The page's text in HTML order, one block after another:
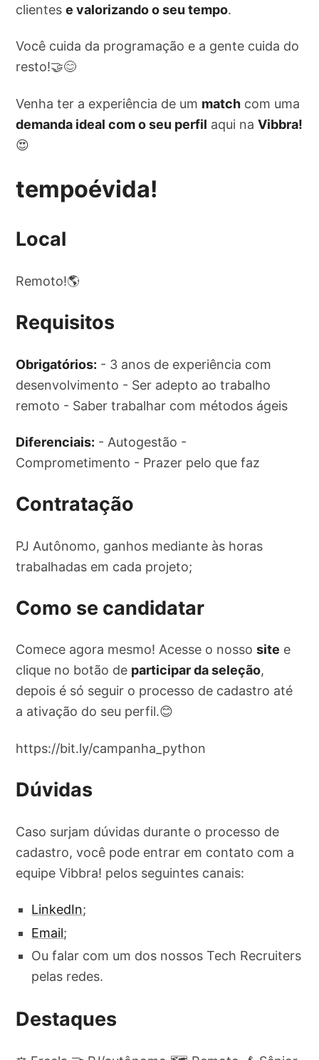
clientese valorizando o seu tempo.
Você cuida da programação e a gente cuida do
resto!🤝😊
Venha ter a experiência de um match com uma
demanda ideal com o seu perfil aqui naVibbra!
😍
tempoévida!
Local
Remoto!🌎
Requisitos
Obrigatórios: - 3 anos de experiência com
desenvolvimento - Ser adepto ao trabalho
remoto - Saber trabalhar com métodos ágeis
Diferenciais: - Autogestão -
Comprometimento - Prazer pelo que faz
Contratação
PJ Autônomo, ganhos mediante às horas
trabalhadas em cada projeto;
Como se candidatar
Comece agora mesmo! Acesse o nossosite e
clique no botão de participar da seleção,
depois é só seguir o processo de cadastro até
a ativação do seu perfil.😊
https://bit.ly/campanha_python
Dúvidas
Caso surjam dúvidas durante o processo de
cadastro, você pode entrar em contato com a
equipe Vibbra! pelos seguintes canais:
LinkedIn;
Email;
Ou falar com um dos nossos Tech Recruiters
pelas redes.
Destaques